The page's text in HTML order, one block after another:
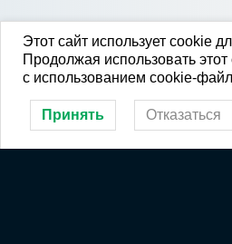
Этот сайт использует cookie
Продолжая использовать
с использованием cookie-
Принять Отказаться